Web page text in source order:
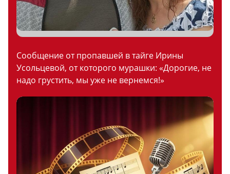
Сообщение от пропавшей в тайге Ирины
Усольцевой, от которого мурашки: «Дорогие, не
надо грустить, мы уже не вернемся!»